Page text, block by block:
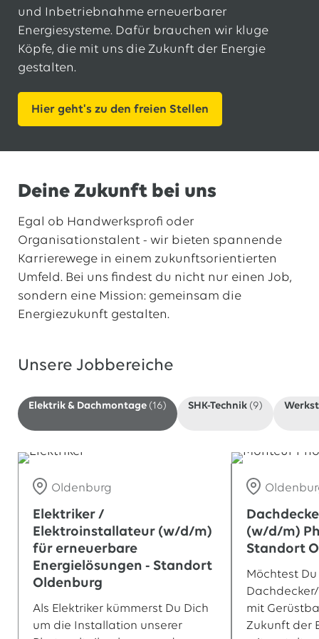
und Inbetriebnahme erneuerbarer
Energiesysteme. Dafür brauchen wir kluge
Köpfe, die mit uns die Zukunft der Energie
gestalten.
Hier geht's zu den freien Stellen
Deine Zukunft bei uns
Egal ob Handwerksprofi oder
Organisationstalent - wir bieten spannende
Karrierewege in einem zukunftsorientierten
Umfeld. Bei uns findest du nicht nur einen Job,
sondern eine Mission: gemeinsam die
Energiezukunft gestalten.
Unsere Jobbereiche
Elektrik & Dachmontage (16) SHK-Technik (9)
Oldenburg
Elektriker /
Elektroinstallateur (w/d/m)
für erneuerbare
Energielösungen - Standort
Oldenburg
Als Elektriker kümmerst Du Dich
um die Installation unserer
(w/d/m)
Standort
Möchtest
mit
Zukunft der